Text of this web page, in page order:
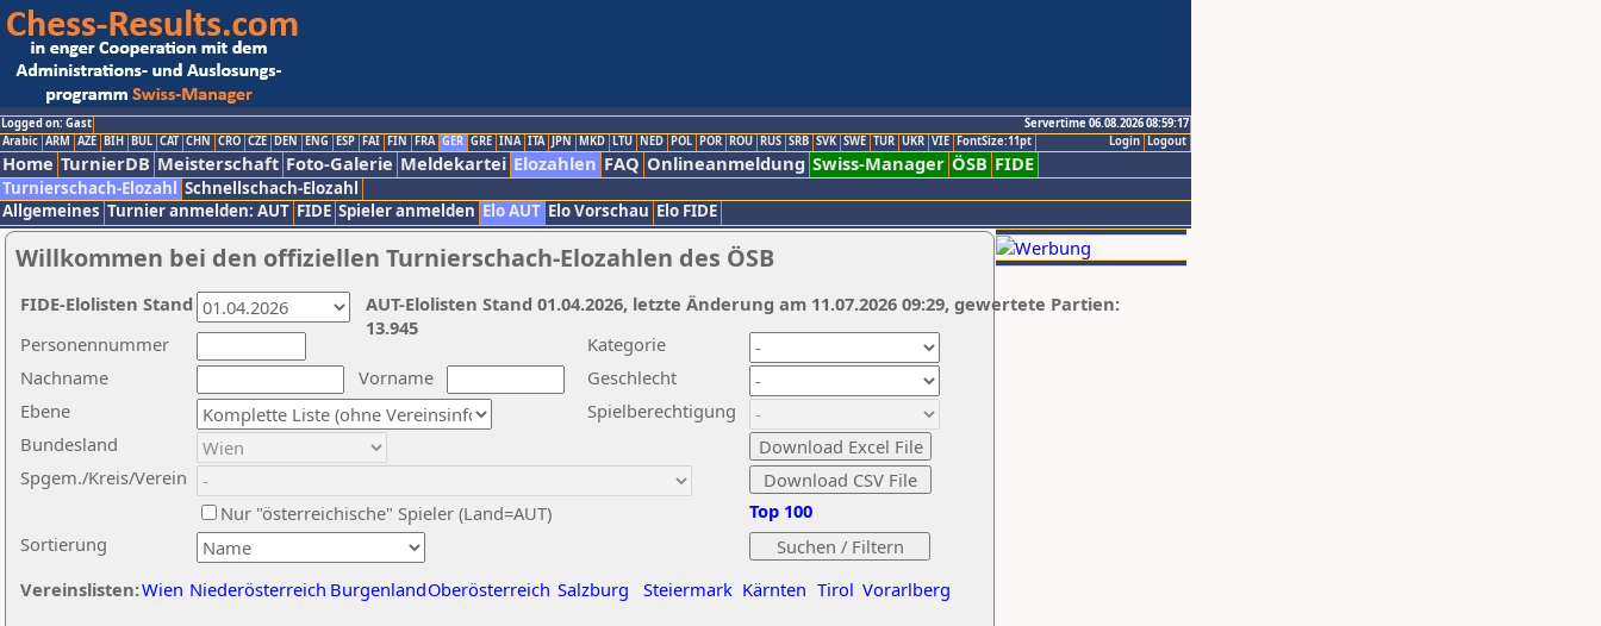
Logged on: Gast
Servertime 06.08.2026 08:59:17
Logout
Login
Arabic ARM AZE BIH BUL CAT CHN CRO CZE DEN ENG ESP FAI FIN FRA GER GRE INA ITA JPN MKD LTU NED POL POR ROU RUS SRB SVK SWE TUR UKR VIE FontSize:11pt
Home TurnierDB Meisterschaft Foto-Galerie Meldekartei Elozahlen FAQ Onlineanmeldung Swiss-Manager ÖSB FIDE
Turnierschach-Elozahl Schnellschach-Elozahl
Allgemeines Turnier anmelden: AUT FIDE Spieler anmelden Elo AUT Elo Vorschau Elo FIDE
Willkommen bei den offiziellen Turnierschach-Elozahlen des ÖSB
Nachname
Vorname
Ebene
Kategorie
Sortierung
Personennummer
Bundesland
Spgem./Kreis/Verein
Geschlecht
Nur "österreichische" Spieler (Land=AUT)
Spielberechtigung
Vereinslisten:Wien Niederösterreich BurgenlandOberösterreich Salzburg Steiermark Kärnten Tirol Vorarlberg
Top 100
AUT-Elolisten Stand 01.04.2026, letzte Änderung am 11.07.2026 09:29, gewertete Partien:
13.945
FIDE-Elolisten Stand